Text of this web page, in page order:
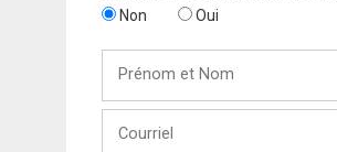
Non Oui
Nom